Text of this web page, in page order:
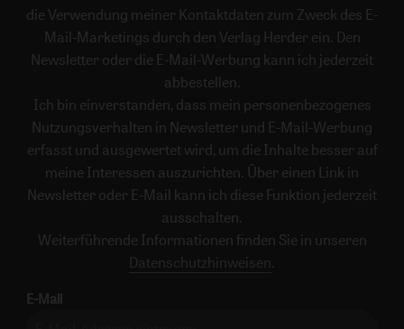
die Verwendung meiner Kontaktdaten zum Zweck des E-
Mail-Marketings durch den Verlag Herder ein. Den
Newsletter oder die E-Mail-Werbung kann ich jederzeit
abbestellen.
Ich bin einverstanden, dass mein personenbezogenes
Nutzungsverhalten in Newsletter und E-Mail-Werbung
erfasst und ausgewertet wird, um die Inhalte besser auf
meine Interessen auszurichten. Über einen Link in
Newsletter oder E-Mail kann ich diese Funktion jederzeit
ausschalten.
Weiterführende Informationen finden Sie in unseren
Datenschutzhinweisen .
E-Mail